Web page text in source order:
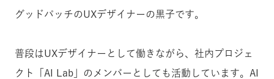
グッドパッチのUXデザイナーの黒子です。
普段はUXデザイナーとして働きながら、社内プロジェ
クト「AI Lab」のメンバーとしても活動しています。AI